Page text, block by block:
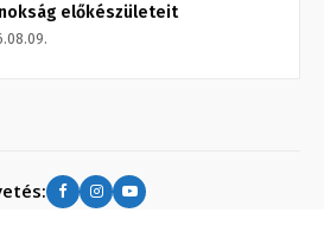
előkészületeit